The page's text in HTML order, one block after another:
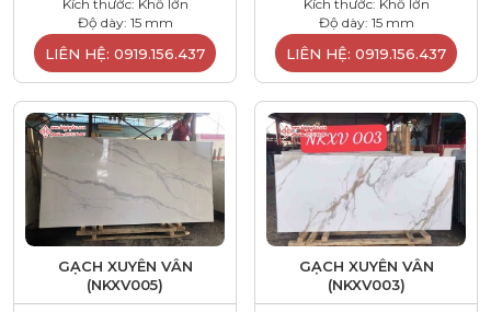
Kích thước: Khổ lớn
Độ dày: 15 mm
LIÊN HỆ: 0919.156.437
Kích thước: Khổ lớn
Độ dày: 15 mm
LIÊN HỆ: 0919.156.437
GẠCH XUYÊN VÂN
(NKXV005)
GẠCH XUYÊN VÂN
(NKXV003)